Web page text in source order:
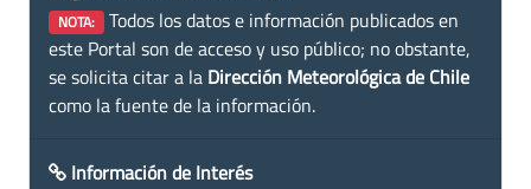
NOTA: Todos los datos e información publicados en
este Portal son de acceso y uso público; no obstante,
se solicita citar a la Dirección Meteorológica de Chile
como la fuente de la información.
Información de Interés